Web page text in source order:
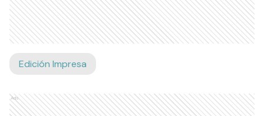
Edición Impresa
Ads